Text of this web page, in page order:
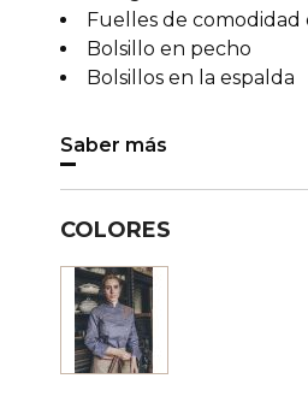
Fuelles de comodidad
Bolsillo en pecho
Bolsillos en la espalda
Saber más
COLORES